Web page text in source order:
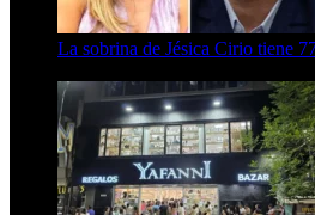
La sobrina de Jésica Cirio tiene